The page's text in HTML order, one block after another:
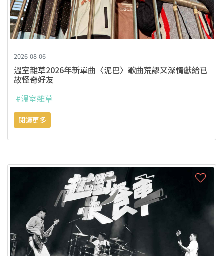
2026-08-06
溫室雜草2026年新單曲〈泥巴〉歌曲荒謬又深情獻給已
故怪奇好友
#溫室雜草
閱讀更多